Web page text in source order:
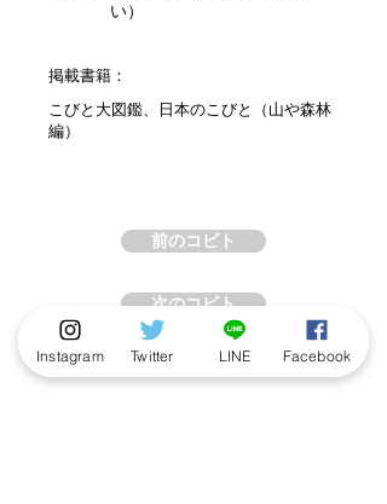
い）
掲載書籍：
こびと大図鑑、日本のこびと（山や森林
編）
前のコビト
次のコビト
Instagram Twitter LINE Facebook